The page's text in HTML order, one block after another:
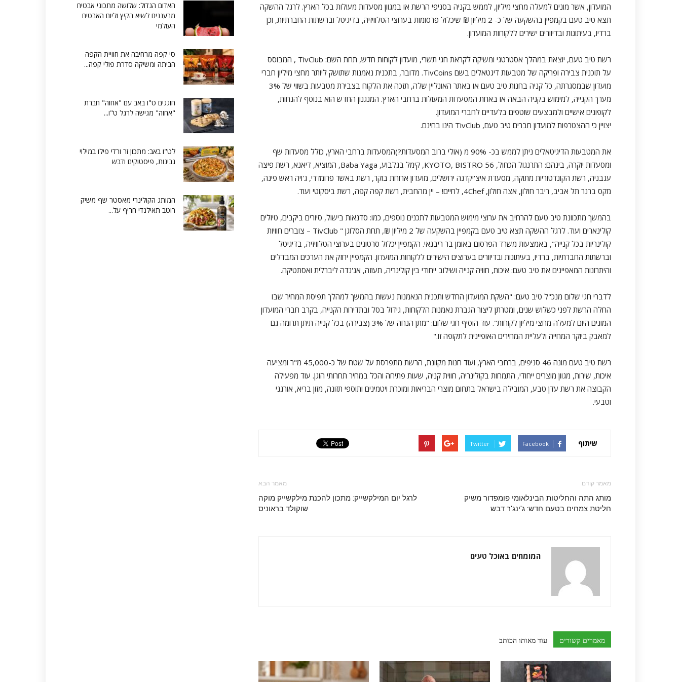
המועדון, אשר מונים למעלה מחצי מיליון, לממש בקניה בסניפי הרשת או במגוון מסעדות מעולות בכל הארץ. לרגל ההשקה
תצא טיב טעם בקמפיין בהשקעה של כ- 2 מיליון ₪ שיכלול פרסומות בערוצי הטלוויזיה, בדיגיטל וברשתות החברתיות, וכן
ברדיו, בעיתונות ובדיוורים ישירים ללקוחות המועדון.
רשת טיב טעם, יוצאת במהלך אסטרטגי ומשיקה לקראת חגי תשרי, מועדון לקוחות חדש, תחת השם: TivClub , המבוסס
על תוכנית צבירה ופריקה של מטבעות דיגטאלים בשם TivCoins. מדובר, בתכנית נאמנות שתושק ליותר מחצי מיליון חברי
מועדון שבמסגרתה, כל קניה בחנות טיב טעם או באתר האונליין שלה, תזכה את הלקוח בצבירת מטבעות בשווי של 3%
מערך הקנייה, למימוש בקניה הבאה או באחת המסעדות המעולות ברחבי הארץ. המנגנון החדש הוא בנוסף להנחות,
לקופונים אישיים ולמבצעים שוטפים בלעדיים לחברי המועדון.
יצויין כי ההצטרפות למועדון חברים טיב טעם, TivClub הינו בחינם.
את המטבעות הדיגיטאלים ניתן לממש בכ- 90% מ (אולי ברוב המסעדות?)המסעדות ברחבי הארץ, כולל מסעדות שף
ומסעדות יוקרה, בינהם: התרנגול הכחול, KYOTO, BISTRO 56, קימל בגלבוע, Baba Yaga, המוציא, דיאנא, רשת פיצה
עגבניה, רשת הקונדטוריות מתוקה, מסעדת איצ'יקדנה ירושלים, מועדון ארוחת בוקר, רשת באשר פרומז'רי, ג'ויה ראש פינה,
מקס ברנר תל אביב, ריבר חולון, אצה חולון, 4Chef, לחיים! – יין מהחבית, רשת קפה קפה, רשת ביסקוטי ועוד.
בהמשך מתכוונת טיב טעם להרחיב את ערוצי מימוש המטבעות לתכנים נוספים, כמו: סדנאות בישול, סיורים ביקבים, טיולים
קולינארים ועוד. לרגל ההשקה תצא טיב טעם בקמפיין בהשקעה של 2 מיליון ₪, תחת הסלוגן " TivClub – צוברים חוויות
קולינריות בכל קנייה", באמצעות משרד הפרסום באומן בר ריבנאי. הקמפיין יכלול סרטונים בערוצי הטלוויזיה, בדיגיטל
וברשתות החברתיות, ברדיו, בעיתונות ובדיוורים בערוצים הישירים ללקוחות המועדון. הקמפיין יחזק את הערכים המבדלים
והיתרונות המאפיינים את טיב טעם: איכות, חוויה קנייה ושילוב ייחודי בין קולינריה, תעוזה, אג'נדה ליברלית ואסתטיקה.
לדברי חגי שלום מנכ"ל טיב טעם: "השקת המועדון החדש ותכנית הנאמנות נעשות בהמשך למהלך תפיסת המחיר שבו
החלה הרשת לפני כשלוש שנים, ומטרתן ליצור הגברת נאמנות הלקוחות, גידול בסל ובתדירות הקנייה, בקרב חברי המועדון
המונים היום למעלה מחצי מיליון לקוחות". עוד הוסיף חגי שלום: "מתן הנחה של 3% (צבירה) בכל קנייה תיתן תרומה גם
למאבק ביוקר המחייה ולעליית המחירים האופיינית לתקופה זו."
רשת טיב טעם מונה 46 סניפים, ברחבי הארץ, ועוד חנות מקוונת, הרשת מתפרסת על שטח של כ-45,000 מ"ר ומציעה
איכות, שירות, מגוון מוצרים ייחודי, התמחות בקולינריה, חווית קניה, שעות פתיחה והכל במחיר תחרותי הוגן. עוד מפעילה
הקבוצה את רשת עדן טבע, המובילה בישראל בתחום מוצרי הבריאות ומוכרת ויטמינים ותוספי תזונה, מזון בריא, אורגני
וטבעי.
שיתוף Facebook
Twitter
מאמר קודם
מותג התה והחליטות הבינלאומי פומפדור משיק
חליטת צמחים בטעם חדש: ג'ינג'ר דבש
מאמר הבא
לרגל יום המילקשייק: מתכון להכנת מילקשייק מוקה
שוקולד בראוניס
המומחים באוכל טעים
מאמרים קשורים עוד מאותו הכותב
האדום הגדול: שלושה מתכוני אבטיח
מרעננים לשיא הקיץ וליום האבטיח
העולמי
סי קפה מרחיבה את חוויית הקפה
הביתה ומשיקה סדרת פולי קפה...
חוגגים ט"ו באב עם "אחוה" חברת
"אחוה" מגישה לרגל ט"ו...
לט"ו באב: מתכון זר ורדי פילו במילוי
גבינות, פיסטוקים ודבש
המותג הקולינרי מאסטר שף משיק
רוטב תאילנדי חריף על...